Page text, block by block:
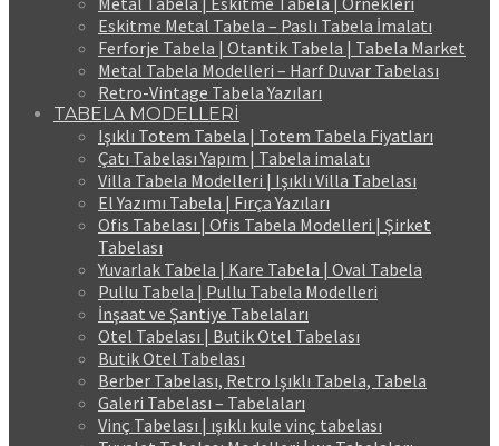
Eskitme Metal Tabela – Paslı Tabela İmalatı
Ferforje Tabela | Otantik Tabela | Tabela Market
Metal Tabela Modelleri – Harf Duvar Tabelası
Retro-Vintage Tabela Yazıları
TABELA MODELLERİ
Işıklı Totem Tabela | Totem Tabela Fiyatları
Çatı Tabelası Yapım | Tabela imalatı
Villa Tabela Modelleri | Işıklı Villa Tabelası
El Yazımı Tabela | Fırça Yazıları
Ofis Tabelası | Ofis Tabela Modelleri | Şirket
Tabelası
Yuvarlak Tabela | Kare Tabela | Oval Tabela
Pullu Tabela | Pullu Tabela Modelleri
İnşaat ve Şantiye Tabelaları
Otel Tabelası | Butik Otel Tabelası
Butik Otel Tabelası
Berber Tabelası, Retro Işıklı Tabela, Tabela
Galeri Tabelası – Tabelaları
Vinç Tabelası | ışıklı kule vinç tabelası